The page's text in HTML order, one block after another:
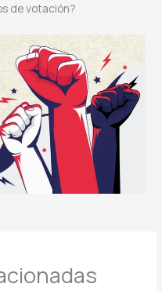
de votación?